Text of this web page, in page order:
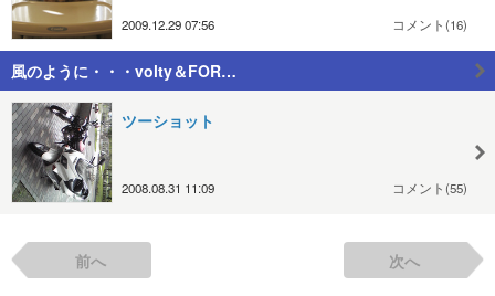
2009.12.29 07:56 コメント(16)
風のように・・・volty＆FOR…
ツーショット
2008.08.31 11:09 コメント(55)
前へ 次へ